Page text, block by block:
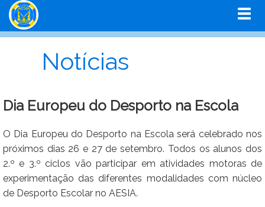
Notícias
Dia Europeu do Desporto na Escola
O Dia Europeu do Desporto na Escola será celebrado nos
próximos dias 26 e 27 de setembro. Todos os alunos dos
2.º e 3.º ciclos vão participar em atividades motoras de
experimentação das diferentes modalidades com núcleo
de Desporto Escolar no AESIA.